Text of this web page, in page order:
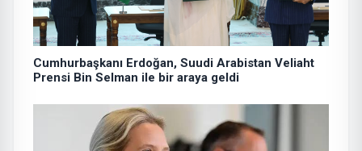
Cumhurbaşkanı Erdoğan, Suudi Arabistan Veliaht
Prensi Bin Selman ile bir araya geldi